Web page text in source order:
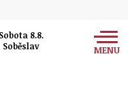
Sobota 8.8.
Soběslav
MENU